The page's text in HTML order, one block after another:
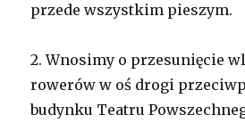
przede wszystkim pieszym.
2. Wnosimy o przesunięcie
rowerów w oś drogi
budynku Teatru